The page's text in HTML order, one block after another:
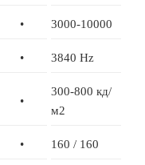
• 3000-10000
• 3840 Hz
•
300-800 кд/
м2
• 160 / 160